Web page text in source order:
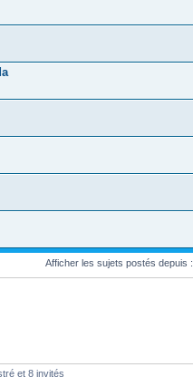
Afficher les sujets postés depuis :
et 8 invités